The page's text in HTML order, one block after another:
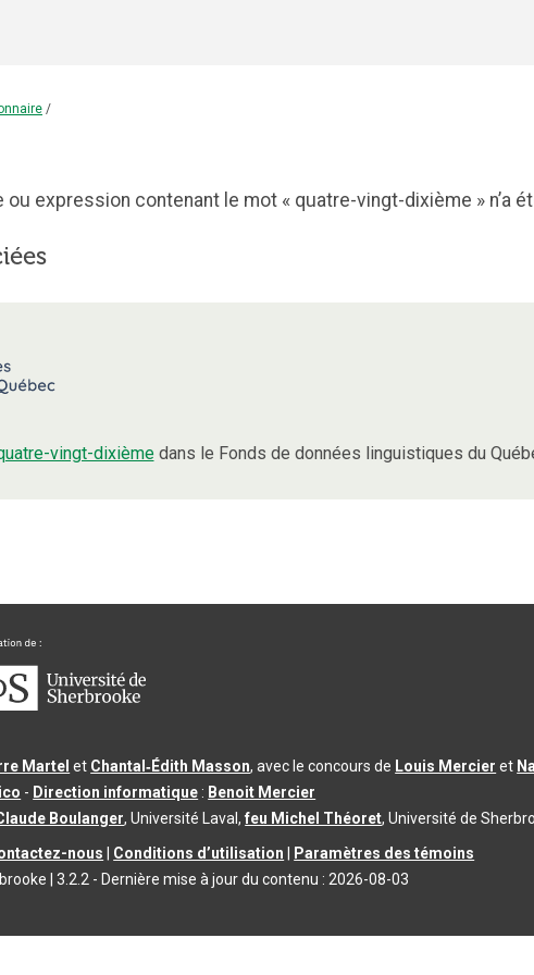
/
expression contenant le mot « quatre-vingt-dixième » n’a
vingt-dixièmedans le Fonds de données linguistiques du
Martel et Chantal‑Édith Masson, avec le concours de Louis Mercier et
- Direction informatique : Benoit Mercier
Boulanger, Université Laval,feu Michel Théoret, Université de
nous Conditions d’utilisation
Paramètres des témoins
|3.2.2 - Dernière mise à jour du contenu : 2026-08-03